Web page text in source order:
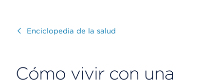
Visitar
Enciclopedia de la salud
Cómo vivir con una